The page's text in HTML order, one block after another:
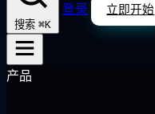
搜索 ⌘K
登录 立即开始
产品